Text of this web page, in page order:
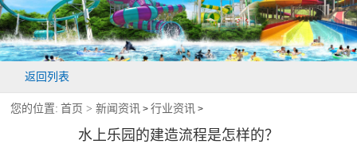
返回列表
您的位置: 首页 >新闻资讯 >行业资讯 >
水上乐园的建造流程是怎样的？